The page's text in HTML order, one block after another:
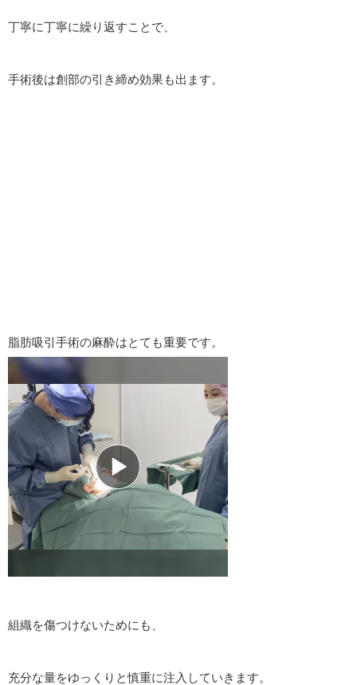
丁寧に丁寧に繰り返すことで、
手術後は創部の引き締め効果も出ます。
脂肪吸引手術の麻酔はとても重要です。
組織を傷つけないためにも、
充分な量をゆっくりと慎重に注入していきます。